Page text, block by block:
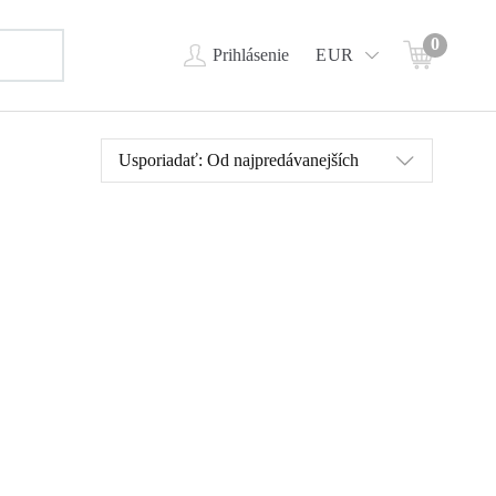
Prihlásenie EUR
0
Usporiadať: Od najpredávanejších